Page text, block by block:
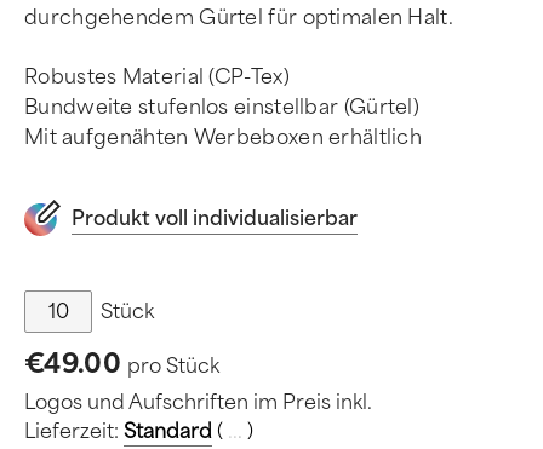
durchgehendem Gürtel für optimalen Halt.
Robustes Material (CP-Tex)
Bundweite stufenlos einstellbar (Gürtel)
Mit aufgenähten Werbeboxen erhältlich
Produkt voll individualisierbar
Stück
€49.00 pro Stück
Logos und Aufschriften im Preis inkl.
Lieferzeit: Standard ( ... )